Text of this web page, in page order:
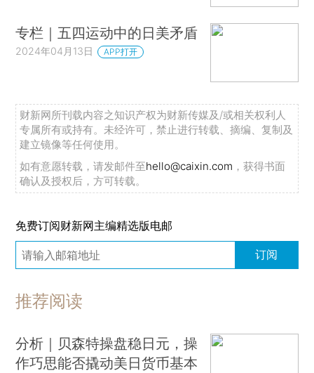
专栏｜五四运动中的日美矛盾
2024年04月13日 APP打开
财新网所刊载内容之知识产权为财新传媒及/或相关权利人
专属所有或持有。未经许可，禁止进行转载、摘编、复制及
建立镜像等任何使用。
如有意愿转载，请发邮件至hello@caixin.com ，获得书面
确认及授权后，方可转载。
免费订阅财新网主编精选版电邮
订阅
推荐阅读
分析｜贝森特操盘稳日元，操
作巧思能否撬动美日货币基本